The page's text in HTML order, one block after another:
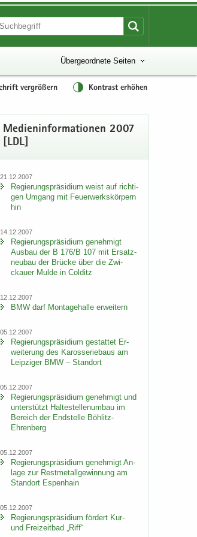
Übergeordnete Seiten
vergrößern Kontrast erhöhen
Me­di­en­in­for­ma­tio­nen 2007
[LDL]
21.12.2007
Re­gie­rungs­prä­si­di­um weist auf rich­ti­
gen Um­gang mit Feu­er­werks­kör­pern
hin
14.12.2007
Re­gie­rungs­prä­si­di­um ge­neh­migt
Aus­bau der B 176/B 107 mit Er­satz­
neu­bau der Brü­cke über die Zwi­
ckau­er Mulde in Col­ditz
12.12.2007
BMW darf Mon­ta­ge­hal­le er­wei­tern
05.12.2007
Re­gie­rungs­prä­si­di­um ge­stat­tet Er­
wei­te­rung des Ka­ros­se­rie­baus am
Leip­zi­ger BMW – Stand­ort
05.12.2007
Re­gie­rungs­prä­si­di­um ge­neh­migt und
un­ter­stützt Hal­te­stel­len­um­bau im
Be­reich der End­stel­le Böhlitz-​
Ehrenberg
05.12.2007
Re­gie­rungs­prä­si­di­um ge­neh­migt An­
la­ge zur Rest­me­tall­ge­win­nung am
Stand­ort Es­pen­hain
05.12.2007
Re­gie­rungs­prä­si­di­um för­dert Kur-
und Frei­zeit­bad „Riff“